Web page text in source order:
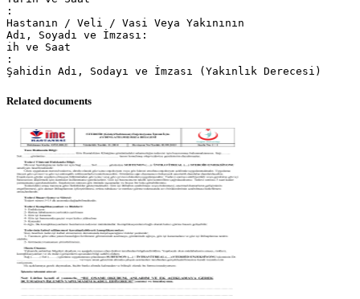
:
Hastanın / Veli / Vasi Veya Yakınının
Adı, Soyadı ve İmzası:
ih ve Saat
:
Related documents